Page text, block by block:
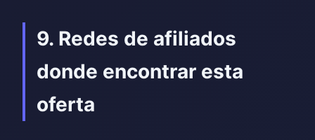
9. Redes de afiliados
donde encontrar esta
oferta